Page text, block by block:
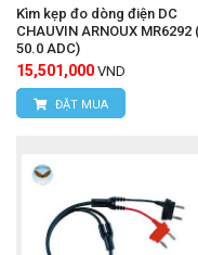
Kìm kẹp đo dòng điện DC
CHAUVIN ARNOUX MR6292
50.0 ADC)
15,501,000 VND
ĐẶT MUA